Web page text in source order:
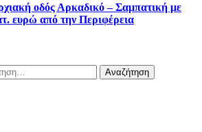
οδός Αρκαδικό – Σαμπατική με
ευρώ από την Περιφέρεια